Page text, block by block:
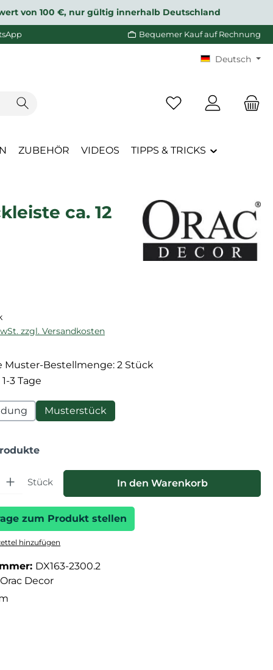
von 100 €, nur gültig innerhalb Deutschland
Bequemer Kauf auf Rechnung
Deutsch
Du hast 0 Produkte
ZUBEHÖR VIDEOS TIPPS & TRICKS
ca. 12
zzgl. Versandkosten
Muster-Bestellmenge: 2 Stück
3 Tage
Musterstück
Gib den gewünschten Wert ein oder benutze die
Stück In den Warenkorb
zum Produkt stellen
hinzufügen
DX163-2300.2
Orac Decor